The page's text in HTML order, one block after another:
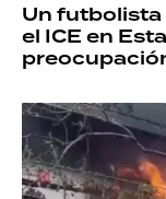
Un
el ICE en